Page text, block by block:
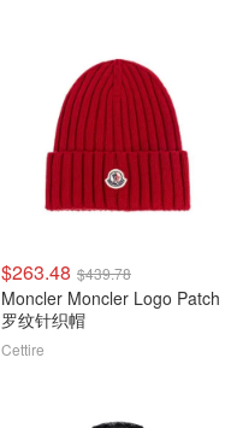
$263.48 $439.78
Moncler Moncler Logo Patch
罗纹针织帽
Cettire